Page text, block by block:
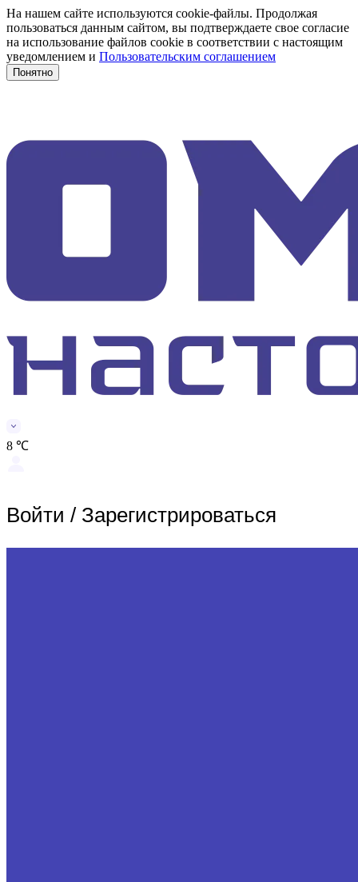
На нашем сайте используются cookie-файлы. Продолжая
пользоваться данным сайтом, вы подтверждаете свое согласие
на использование файлов cookie в соответствии с настоящим
уведомлением и Пользовательским соглашением
Понятно
8 ℃
Войти / Зарегистрироваться